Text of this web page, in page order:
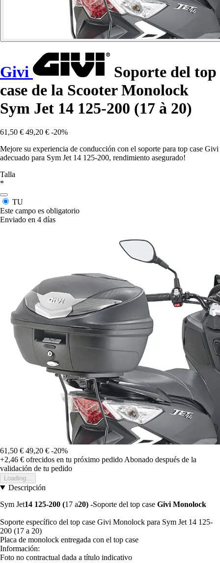
Givi
Soporte del top
case de la Scooter Monolock
Sym Jet 14 125-200 (17 à 20)
61,50 € 49,20 € -20%
Mejore su experiencia de conducción con el soporte para top case Givi
adecuado para Sym Jet 14 125-200, rendimiento asegurado!
Talla
*
TU
Este campo es obligatorio
Enviado en 4 días
61,50 € 49,20 € -20%
+2,46 € ofrecidos en tu próximo pedido Abonado después de la
validación de tu pedido
Loading...
Descripción
Sym Jet14 125-200 (17 a20) -Soporte del top case Givi Monolock
Soporte específico del top case Givi Monolock para Sym Jet 14 125-
200 (17 a 20)
Placa de monolock entregada con el top case
Información:
Foto no contractual dada a título indicativo